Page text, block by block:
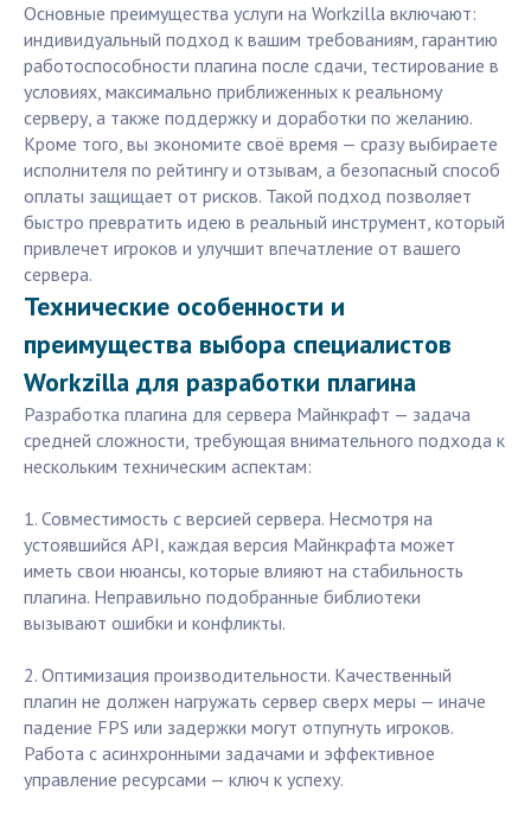
Основные преимущества услуги на Workzilla включают:
индивидуальный подход к вашим требованиям, гарантию
работоспособности плагина после сдачи, тестирование в
условиях, максимально приближенных к реальному
серверу, а также поддержку и доработки по желанию.
Кроме того, вы экономите своё время — сразу выбираете
исполнителя по рейтингу и отзывам, а безопасный способ
оплаты защищает от рисков. Такой подход позволяет
быстро превратить идею в реальный инструмент, который
привлечет игроков и улучшит впечатление от вашего
сервера.
Технические особенности и
преимущества выбора специалистов
Workzilla для разработки плагина
Разработка плагина для сервера Майнкрафт — задача
средней сложности, требующая внимательного подхода к
нескольким техническим аспектам:
1. Совместимость с версией сервера. Несмотря на
устоявшийся API, каждая версия Майнкрафта может
иметь свои нюансы, которые влияют на стабильность
плагина. Неправильно подобранные библиотеки
вызывают ошибки и конфликты.
2. Оптимизация производительности. Качественный
плагин не должен нагружать сервер сверх меры — иначе
падение FPS или задержки могут отпугнуть игроков.
Работа с асинхронными задачами и эффективное
управление ресурсами — ключ к успеху.